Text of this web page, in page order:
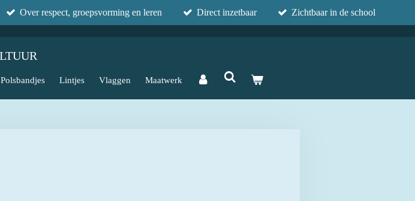
Over respect, groepsvorming en leren Direct inzetbaar Zichtbaar in de school
Polsbandjes Lintjes Vlaggen Maatwerk